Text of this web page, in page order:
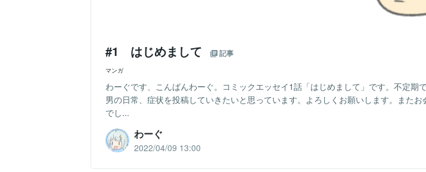
#1 はじめまして 記事
マンガ
わーぐです、こんばんわーぐ。コミックエッセイ1話「はじめまして」です。不定期
男の日常、症状を投稿していきたいと思っています。よろしくお願いします。また
でし...
わーぐ
2022/04/09 13:00